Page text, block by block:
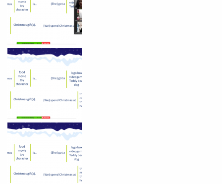
Preencha com seus dados abaixo e
já vamos te colocar em contato